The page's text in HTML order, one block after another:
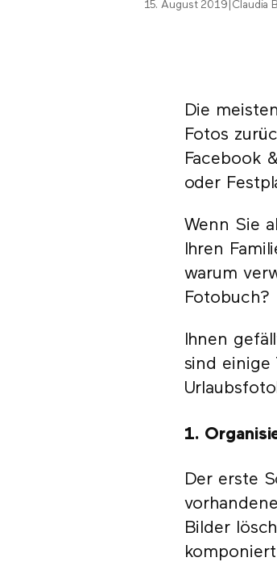
15. August 2019 Claudia
Die
Fotos
Facebook
oder
Wenn Sie
Ihren
warum
Fotobuch?
Ihnen
sind einige
1.
Der erste
Bilder